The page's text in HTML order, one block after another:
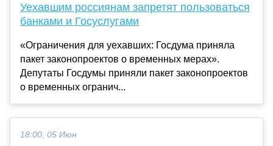
Уехавшим россиянам запретят пользоваться
банками и Госуслугами
«Ограничения для уехавших: Госдума приняла
пакет законопроектов о временных мерах».
Депутаты Госдумы приняли пакет законопроектов
о временных огранич...
18:00, 05 Июн